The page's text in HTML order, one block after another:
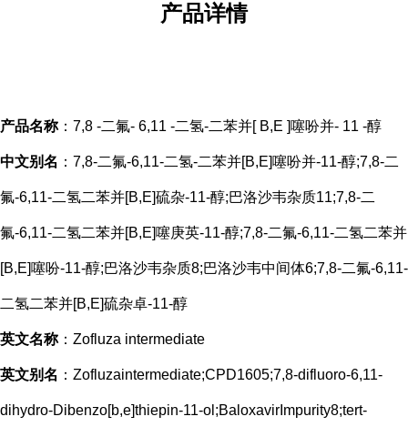
产品详情
产品名称：7,8 -二氟- 6,11 -二氢-二苯并[ B,E ]噻吩并- 11 -醇
中文别名 ：7,8-二氟-6,11-二氢-二苯并[B,E]噻吩并-11-醇;7,8-二
氟-6,11-二氢二苯并[B,E]硫杂-11-醇;巴洛沙韦杂质11;7,8-二
氟-6,11-二氢二苯并[B,E]噻庚英-11-醇;7,8-二氟-6,11-二氢二苯并
[B,E]噻吩-11-醇;巴洛沙韦杂质8;巴洛沙韦中间体6;7,8-二氟-6,11-
二氢二苯并[B,E]硫杂卓-11-醇
英文名称：Zofluza intermediate
英文别名 ：Zofluzaintermediate;CPD1605;7,8-difluoro-6,11-
dihydro-Dibenzo[b,e]thiepin-11-ol;BaloxavirImpurity8;tert-